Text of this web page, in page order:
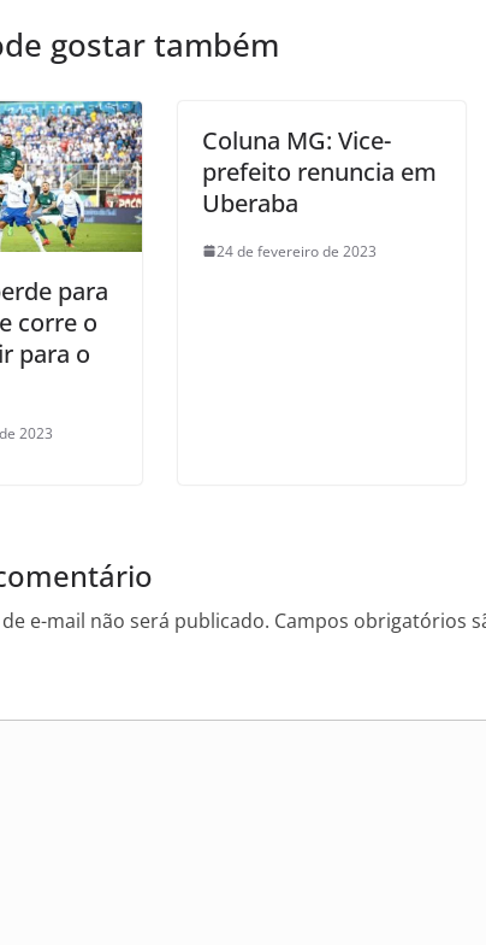
gostar também
para
corre o
para o
2023
Coluna MG: Vice-
prefeito renuncia em
Uberaba
24 de fevereiro de 2023
e-mail não será publicado. Campos obrigatórios